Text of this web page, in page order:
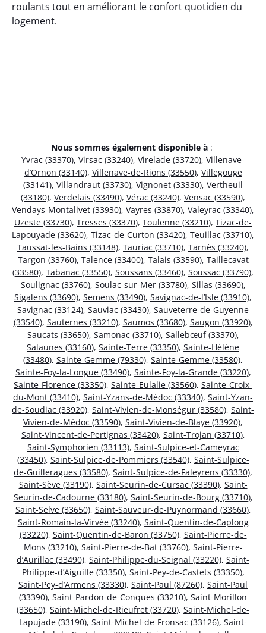
roulants tout en améliorant le confort quotidien du
logement.
Nous sommes également disponible à :
Yvrac (33370), Virsac (33240), Virelade (33720), Villenave-
d’Ornon (33140), Villenave-de-Rions (33550), Villegouge
(33141), Villandraut (33730), Vignonet (33330), Vertheuil
(33180), Verdelais (33490), Vérac (33240), Vensac (33590),
Vendays-Montalivet (33930), Vayres (33870), Valeyrac (33340),
Uzeste (33730), Tresses (33370), Toulenne (33210), Tizac-de-
Lapouyade (33620), Tizac-de-Curton (33420), Teuillac (33710),
Taussat-les-Bains (33148), Tauriac (33710), Tarnès (33240),
Targon (33760), Talence (33400), Talais (33590), Taillecavat
(33580), Tabanac (33550), Soussans (33460), Soussac (33790),
Soulignac (33760), Soulac-sur-Mer (33780), Sillas (33690),
Sigalens (33690), Semens (33490), Savignac-de-l’Isle (33910),
Savignac (33124), Sauviac (33430), Sauveterre-de-Guyenne
(33540), Sauternes (33210), Saumos (33680), Saugon (33920),
Saucats (33650), Samonac (33710), Sallebœuf (33370),
Salaunes (33160), Sainte-Terre (33350), Sainte-Hélène
(33480), Sainte-Gemme (79330), Sainte-Gemme (33580),
Sainte-Foy-la-Longue (33490), Sainte-Foy-la-Grande (33220),
Sainte-Florence (33350), Sainte-Eulalie (33560), Sainte-Croix-
du-Mont (33410), Saint-Yzans-de-Médoc (33340), Saint-Yzan-
de-Soudiac (33920), Saint-Vivien-de-Monségur (33580), Saint-
Vivien-de-Médoc (33590), Saint-Vivien-de-Blaye (33920),
Saint-Vincent-de-Pertignas (33420), Saint-Trojan (33710),
Saint-Symphorien (33113), Saint-Sulpice-et-Cameyrac
(33450), Saint-Sulpice-de-Pommiers (33540), Saint-Sulpice-
de-Guilleragues (33580), Saint-Sulpice-de-Faleyrens (33330),
Saint-Sève (33190), Saint-Seurin-de-Cursac (33390), Saint-
Seurin-de-Cadourne (33180), Saint-Seurin-de-Bourg (33710),
Saint-Selve (33650), Saint-Sauveur-de-Puynormand (33660),
Saint-Romain-la-Virvée (33240), Saint-Quentin-de-Caplong
(33220), Saint-Quentin-de-Baron (33750), Saint-Pierre-de-
Mons (33210), Saint-Pierre-de-Bat (33760), Saint-Pierre-
d’Aurillac (33490), Saint-Philippe-du-Seignal (33220), Saint-
Philippe-d’Aiguille (33350), Saint-Pey-de-Castets (33350),
Saint-Pey-d’Armens (33330), Saint-Paul (87260), Saint-Paul
(33390), Saint-Pardon-de-Conques (33210), Saint-Morillon
(33650), Saint-Michel-de-Rieufret (33720), Saint-Michel-de-
Lapujade (33190), Saint-Michel-de-Fronsac (33126), Saint-